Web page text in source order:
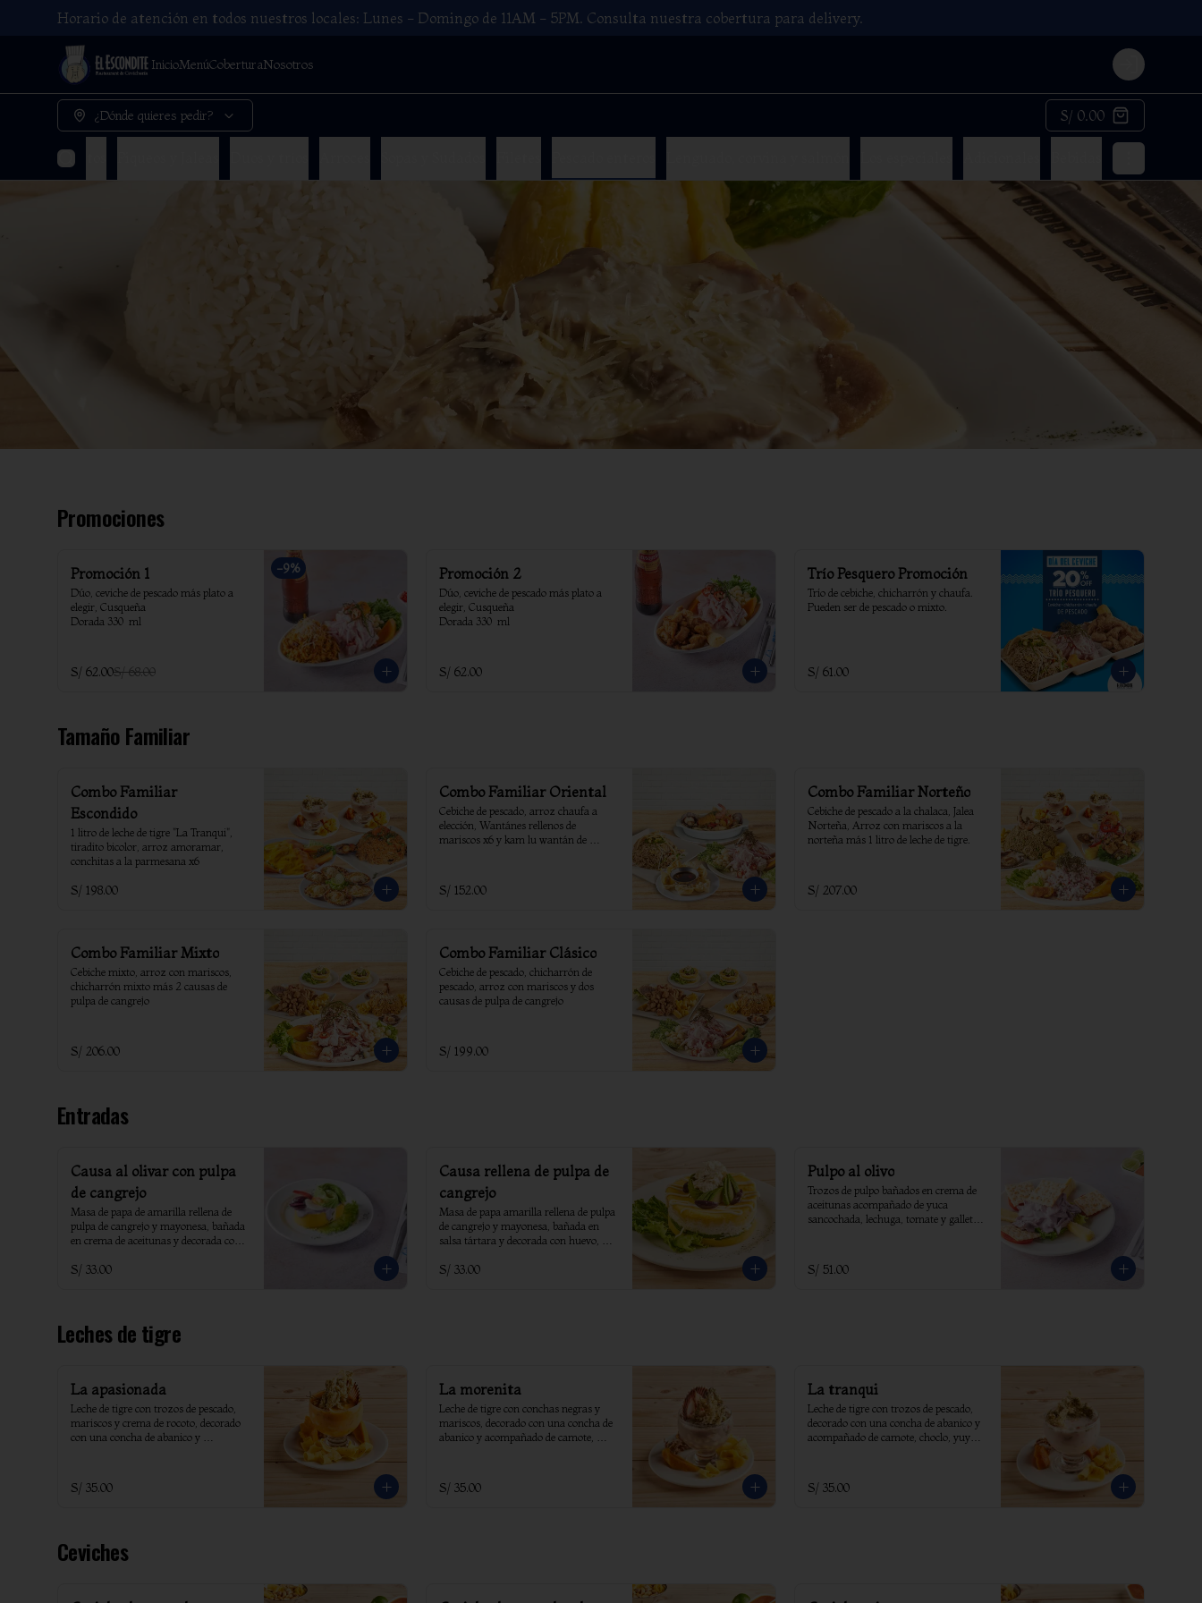
Horario de atención en todos nuestros locales: Lunes - Domingo de 11AM - 5PM. Consulta nuestra cobertura para delivery.
InicioMenúCoberturaNosotros Login
¿Dónde quieres pedir? S/ 0.00
Tiraditos
Promociones
-9%
Promoción 1
Dúo, ceviche de pescado más plato a
elegir, Cusqueña
Dorada 330  ml
S/ 62.00S/ 68.00
Promoción 2
Dúo, ceviche de pescado más plato a
elegir, Cusqueña
Dorada 330  ml
S/ 62.00
Trío Pesquero Promoción
Trío de cebiche, chicharrón y chaufa.
Pueden ser de pescado o mixto.
S/ 61.00
Tamaño Familiar
Combo Familiar
Escondido
1 litro de leche de tigre "La Tranqui",
tiradito bicolor, arroz amoramar,
conchitas a la parmesana x6
S/ 198.00
Combo Familiar Oriental
Cebiche de pescado, arroz chaufa a
elección, Wantánes rellenos de
mariscos x6 y kam lu wantán de
S/ 152.00
Combo Familiar Norteño
Cebiche de pescado a la chalaca, Jalea
Norteña, Arroz con mariscos a la
norteña más 1 litro de leche de tigre.
S/ 207.00
Combo Familiar Mixto
Cebiche mixto, arroz con mariscos,
chicharrón mixto más 2 causas de
pulpa de cangrejo
S/ 206.00
Combo Familiar Clásico
Cebiche de pescado, chicharrón de
pescado, arroz con mariscos y dos
causas de pulpa de cangrejo
S/ 199.00
Entradas
Causa al olivar con pulpa
de cangrejo
Masa de papa de amarilla rellena de
pulpa de cangrejo y mayonesa, bañada
en crema de aceitunas y decorada con
S/ 33.00
Causa rellena de pulpa de
cangrejo
Masa de papa amarilla rellena de pulpa
de cangrejo y mayonesa, bañada en
salsa tártara y decorada con huevo,
pimiento.
S/ 33.00
Pulpo al olivo
Trozos de pulpo bañados en crema de
aceitunas acompañado de yuca
sancochada, lechuga, tomate y galleta
S/ 51.00
Leches de tigre
La apasionada
Leche de tigre con trozos de pescado,
mariscos y crema de rocoto, decorado
con una concha de abanico y
S/ 35.00
La morenita
Leche de tigre con conchas negras y
mariscos, decorado con una concha de
abanico y acompañado de camote,
S/ 35.00
La tranqui
Leche de tigre con trozos de pescado,
decorado con una concha de abanico y
acompañado de camote, choclo, yuyo
S/ 35.00
Ceviches